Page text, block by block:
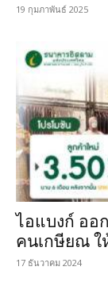
19 กุมภาพันธ์ 2025
ไอแบงก์ ออ
คนเกษียณ ใ
17 ธันวาคม 2024